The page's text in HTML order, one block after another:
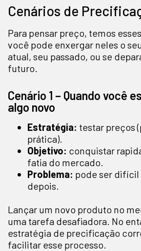
Cenários de
Para pensar preço, temos
você pode enxergar neles o
atual, seu passado, ou se
futuro.
Cenário 1 – Quando você
algo novo
Estratégia: testar preços
prática).
Objetivo: conquistar
fatia do mercado.
Problema: pode ser difícil
depois.
Lançar um novo produto no
uma tarefa desafiadora. No
estratégia de precificação
facilitar esse processo.